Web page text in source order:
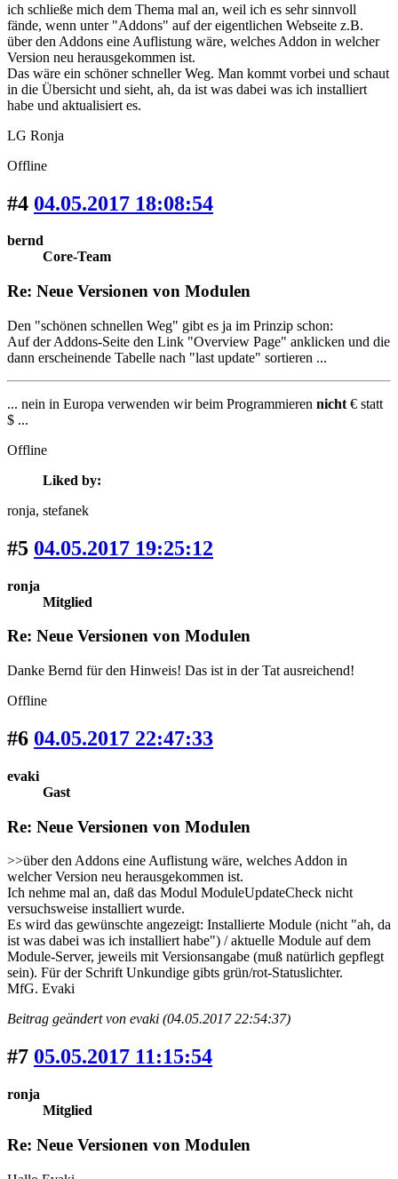
ich schließe mich dem Thema mal an, weil ich es sehr sinnvoll
fände, wenn unter "Addons" auf der eigentlichen Webseite z.B.
über den Addons eine Auflistung wäre, welches Addon in welcher
Version neu herausgekommen ist.
Das wäre ein schöner schneller Weg. Man kommt vorbei und schaut
in die Übersicht und sieht, ah, da ist was dabei was ich installiert
habe und aktualisiert es.
LG Ronja
Offline
#4 04.05.2017 18:08:54
bernd
Core-Team
Re: Neue Versionen von Modulen
Den "schönen schnellen Weg" gibt es ja im Prinzip schon:
Auf der Addons-Seite den Link "Overview Page" anklicken und die
dann erscheinende Tabelle nach "last update" sortieren ...
... nein in Europa verwenden wir beim Programmieren nicht € statt
$ ...
Offline
Liked by:
ronja, stefanek
#5 04.05.2017 19:25:12
ronja
Mitglied
Re: Neue Versionen von Modulen
Danke Bernd für den Hinweis! Das ist in der Tat ausreichend!
Offline
#6 04.05.2017 22:47:33
evaki
Gast
Re: Neue Versionen von Modulen
>>über den Addons eine Auflistung wäre, welches Addon in
welcher Version neu herausgekommen ist.
Ich nehme mal an, daß das Modul ModuleUpdateCheck nicht
versuchsweise installiert wurde.
Es wird das gewünschte angezeigt: Installierte Module (nicht "ah, da
ist was dabei was ich installiert habe") / aktuelle Module auf dem
Module-Server, jeweils mit Versionsangabe (muß natürlich gepflegt
sein). Für der Schrift Unkundige gibts grün/rot-Statuslichter.
MfG. Evaki
Beitrag geändert von evaki (04.05.2017 22:54:37)
#7 05.05.2017 11:15:54
ronja
Mitglied
Re: Neue Versionen von Modulen